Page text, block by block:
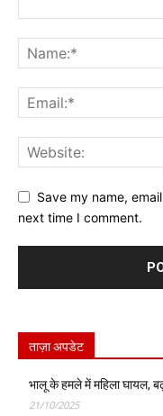
Save my name,
next time I comment.
ताज़ा अपडेट
भालू के हमले में महिला घायल,
21/10/2025